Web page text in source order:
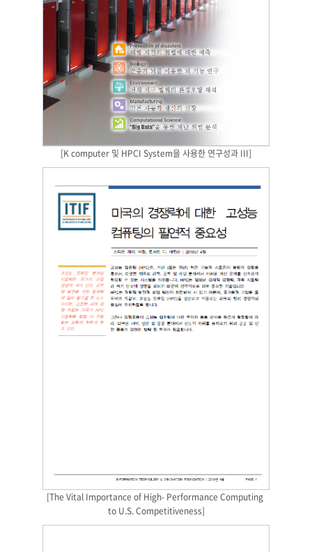
[K computer 및 HPCI System을 사용한 연구성과 III]
[The Vital Importance of High- Performance Computing
to U.S. Competitiveness]